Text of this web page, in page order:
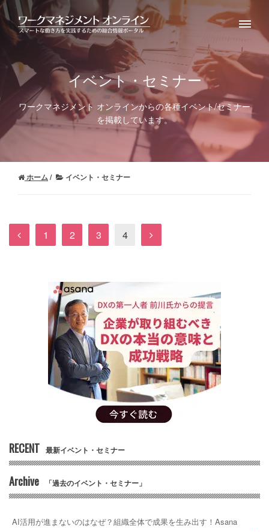
イベント・セミナー
ワークマネジメント オンラインからの各種イベント/セミナー
を掲載しています。
ホーム イベント・セミナー
1 2 3 4
RECENT 最新イベント・セミナー
Archive 「過去のイベント・セミナー」
AI活用が進まないのはなぜ？組織全体で成果を生み出す！Asana